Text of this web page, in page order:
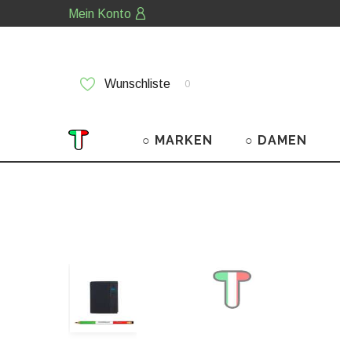
Mein Konto
Wunschliste 0
○ MARKEN ○ DAMEN